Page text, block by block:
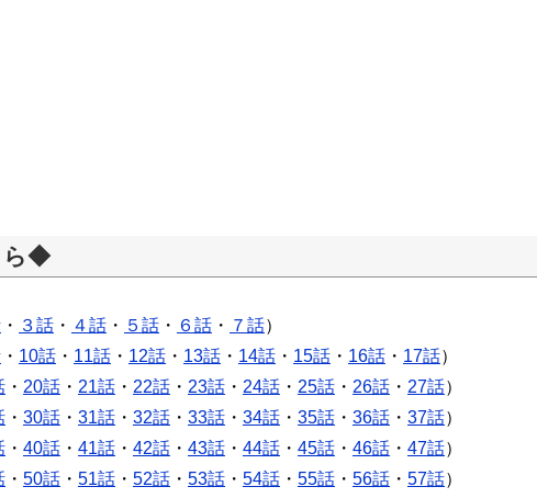
ら◆
・ ３話 ・ ４話 ・ ５話 ・ ６話 ・ ７話）
・ 10話 ・ 11話 ・ 12話 ・ 13話 ・ 14話 ・ 15話 ・ 16話 ・ 17話）
・ 20話 ・ 21話 ・ 22話 ・ 23話 ・ 24話 ・ 25話 ・ 26話 ・ 27話）
・ 30話 ・ 31話 ・ 32話 ・ 33話 ・ 34話 ・ 35話 ・ 36話 ・ 37話）
・ 40話 ・ 41話 ・ 42話 ・ 43話 ・ 44話 ・ 45話 ・ 46話 ・ 47話）
・ 50話 ・ 51話 ・ 52話 ・ 53話 ・ 54話 ・ 55話 ・ 56話 ・ 57話）